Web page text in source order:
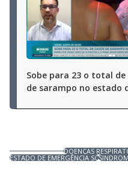
Sobe para 23 o total de
de sarampo no estado
DOENÇAS
ESTADO DE EMERGÊNCIA SC